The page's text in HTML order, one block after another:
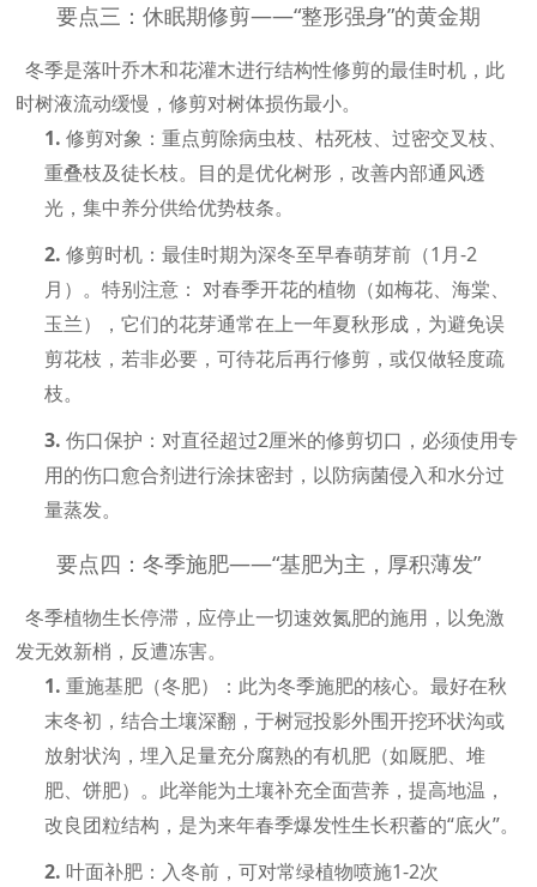
要点三：休眠期修剪——“整形强身”的黄金期
冬季是落叶乔木和花灌木进行结构性修剪的最佳时机，此
时树液流动缓慢，修剪对树体损伤最小。
1.修剪对象：重点剪除病虫枝、枯死枝、过密交叉枝、
重叠枝及徒长枝。目的是优化树形，改善内部通风透
光，集中养分供给优势枝条。
2.修剪时机：最佳时期为深冬至早春萌芽前（1月-2
月）。特别注意： 对春季开花的植物（如梅花、海棠、
玉兰），它们的花芽通常在上一年夏秋形成，为避免误
剪花枝，若非必要，可待花后再行修剪，或仅做轻度疏
枝。
3.伤口保护：对直径超过2厘米的修剪切口，必须使用专
用的伤口愈合剂进行涂抹密封，以防病菌侵入和水分过
量蒸发。
要点四：冬季施肥——“基肥为主，厚积薄发”
冬季植物生长停滞，应停止一切速效氮肥的施用，以免激
发无效新梢，反遭冻害。
1.重施基肥（冬肥）： 此为冬季施肥的核心。最好在秋
末冬初，结合土壤深翻，于树冠投影外围开挖环状沟或
放射状沟，埋入足量充分腐熟的有机肥（如厩肥、堆
肥、饼肥）。此举能为土壤补充全面营养，提高地温，
改良团粒结构，是为来年春季爆发性生长积蓄的“底火”。
2.叶面补肥： 入冬前，可对常绿植物喷施1-2次